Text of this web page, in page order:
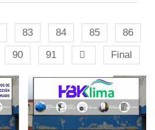
83 84 85
86
90 91 Final